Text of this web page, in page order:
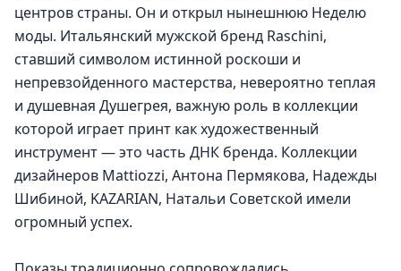
центров страны. Он и открыл нынешнюю Неделю
моды. Итальянский мужской бренд Raschini,
ставший символом истинной роскоши и
непревзойденного мастерства, невероятно теплая
и душевная Душегрея, важную роль в коллекции
которой играет принт как художественный
инструмент — это часть ДНК бренда. Коллекции
дизайнеров Mattiozzi, Антона Пермякова, Надежды
Шибиной, KAZARIAN, Натальи Советской имели
огромный успех.